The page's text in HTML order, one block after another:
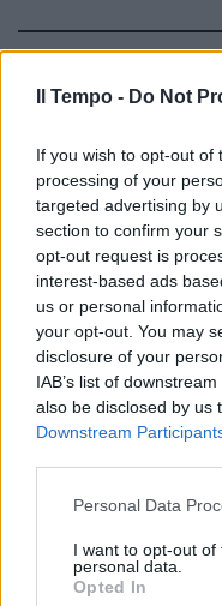
Il Tempo - Do Not
If you wish to opt-out of
processing of your
targeted advertising by
section to confirm your
opt-out request is
interest-based ads
us or personal
your opt-out. You may
disclosure of your
IAB’s list of
also be disclosed by us
Downstream
Personal Data
I want to opt-out
personal data.
Opted In
Sabatini ha
torna a far gola...
11/03/2012
E le lacrime
in gola alla
11/12/2011
"La Capitale
Canzoni più